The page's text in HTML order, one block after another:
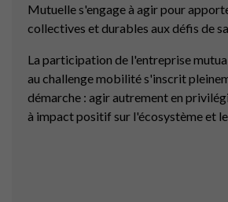
Mutuelle s'engage à agir pour
collectives et durables aux défis de
La participation de l'entreprise
au challenge mobilité s'inscrit
démarche : agir autrement en
à impact positif sur l'écosystème et